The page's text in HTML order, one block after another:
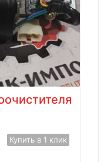
Купить в 1 клик